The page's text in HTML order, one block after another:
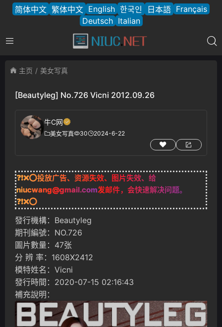
简体中文 繁体中文 English 한국인 日本語 Français
Deutsch Italian
主页 美女写真
[Beautyleg] No.726 Vicni 2012.09.26
牛C网
美女写真 30 2024-6-22
❓❗❌⭕投放广告、资源失效、图片失效、给
niucwang@gmail.com发邮件，会快速解决问题。
❓❗❌⭕
發行機構：Beautyleg
期刊編號：NO.726
圖片數量：47张
分 辨 率：1608X2412
模特姓名：Vicni
發行時間：2020-07-15 02:16:43
補充說明：